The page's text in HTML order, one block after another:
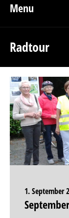
Menu
Radtour
1. September